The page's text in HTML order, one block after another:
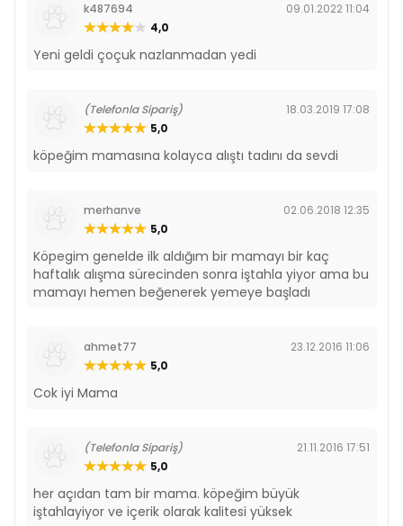
k487694
09.01.2022 11:04
4,0
Yeni geldi çoçuk nazlanmadan yedi
(Telefonla Sipariş)
18.03.2019 17:08
5,0
köpeğim mamasına kolayca alıştı tadını da sevdi
merhanve
02.06.2018 12:35
5,0
Köpegim genelde ilk aldığım bir mamayı bir kaç
haftalık alışma sürecinden sonra iştahla yiyor ama bu
mamayı hemen beğenerek yemeye başladı
ahmet77
23.12.2016 11:06
5,0
Cok iyi Mama
(Telefonla Sipariş)
21.11.2016 17:51
5,0
her açıdan tam bir mama. köpeğim büyük
iştahlayiyor ve içerik olarak kalitesi yüksek